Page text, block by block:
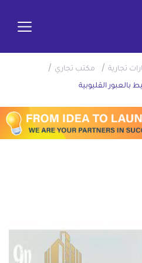
تجارية / مكتب تجاري /